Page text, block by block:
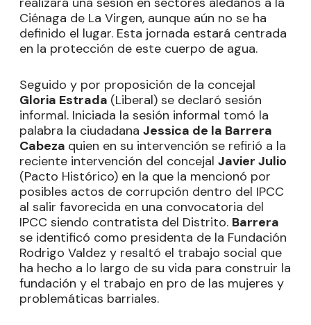
Ciénaga de La Virgen, aunque aún no se ha
definido el lugar. Esta jornada estará centrada
en la protección de este cuerpo de agua.
Seguido y por proposición de la concejal
Gloria Estrada (Liberal) se declaró sesión
informal. Iniciada la sesión informal tomó la
palabra la ciudadana Jessica de la Barrera
Cabeza quien en su intervención se refirió a la
reciente intervención del concejal Javier Julio
(Pacto Histórico) en la que la mencionó por
posibles actos de corrupción dentro del IPCC
al salir favorecida en una convocatoria del
IPCC siendo contratista del Distrito. Barrera
se identificó como presidenta de la Fundación
Rodrigo Valdez y resaltó el trabajo social que
ha hecho a lo largo de su vida para construir la
fundación y el trabajo en pro de las mujeres y
problemáticas barriales.